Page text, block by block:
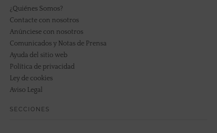
¿Quiénes Somos?
Contacte con nosotros
Anúnciese con nosotros
Comunicados y Notas de Prensa
Ayuda del sitio web
Política de privacidad
Ley de cookies
Aviso Legal
SECCIONES